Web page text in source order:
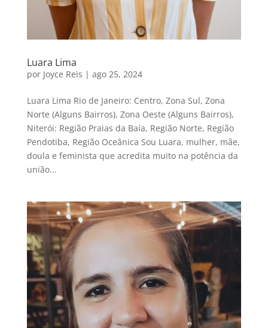
Luara Lima
por Joyce Reis | ago 25, 2024
Luara Lima Rio de Janeiro: Centro, Zona Sul, Zona
Norte (Alguns Bairros), Zona Oeste (Alguns Bairros),
Niterói: Região Praias da Baía, Região Norte, Região
Pendotiba, Região Oceânica Sou Luara, mulher, mãe,
doula e feminista que acredita muito na potência da
união...